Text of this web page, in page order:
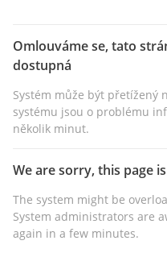
Omlouváme se, tato
dostupná
Systém může být přetížený
systému jsou o problému
několik minut.
We are sorry, this page
The system might be
System administrators are
again in a few minutes.